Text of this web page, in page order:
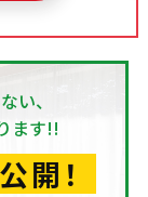
い、
ます!!
開！